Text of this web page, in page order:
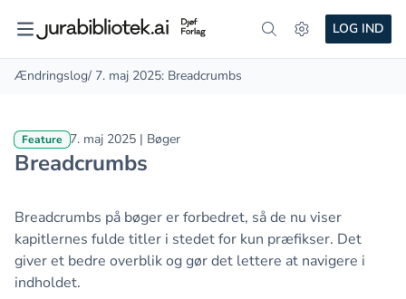
LOG IND
Ændringslog/ 7. maj 2025: Breadcrumbs
Feature 7. maj 2025 | Bøger
Breadcrumbs
Breadcrumbs på bøger er forbedret, så de nu viser
kapitlernes fulde titler i stedet for kun præfikser. Det
giver et bedre overblik og gør det lettere at navigere i
indholdet.